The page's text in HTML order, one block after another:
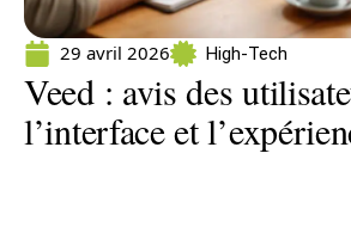
29 avril 2026 High-Tech
Veed : avis des
l’interface et